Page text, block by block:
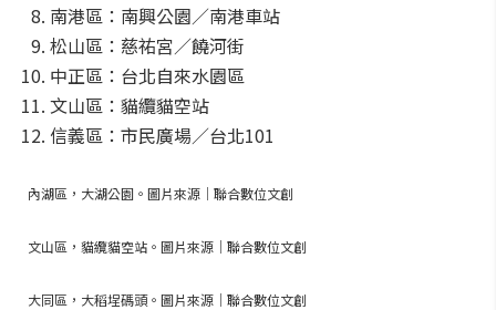
南港區：南興公園／南港車站
松山區：慈祐宮／饒河街
中正區：台北自來水園區
文山區：貓纜貓空站
信義區：市民廣場／台北101
內湖區，大湖公園。圖片來源｜聯合數位文創
文山區，貓纜貓空站。圖片來源｜聯合數位文創
大同區，大稻埕碼頭。圖片來源｜聯合數位文創